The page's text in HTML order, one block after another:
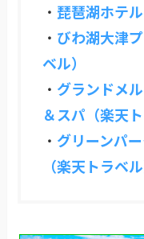
・ 琵琶湖ホテ
・ びわ湖大津
ベル）
・ グランドメ
＆スパ（楽天ト
・ グリーンパ
（楽天トラベル